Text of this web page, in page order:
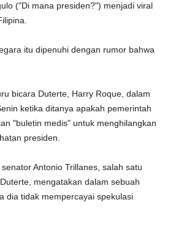
("Di mana presiden?") menjadi viral
itu dipenuhi dengan rumor bahwa
bicara Duterte, Harry Roque, dalam
ketika ditanya apakah pemerintah
"buletin medis" untuk menghilangkan
presiden.
Antonio Trillanes, salah satu
mengatakan dalam sebuah
dia tidak mempercayai spekulasi